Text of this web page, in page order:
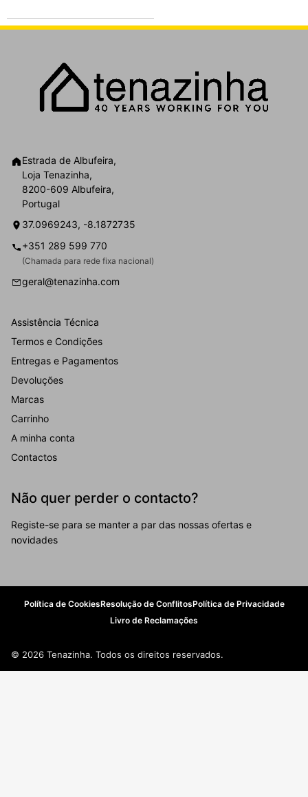
Estrada de Albufeira,
Loja Tenazinha,
8200-609 Albufeira,
Portugal
37.0969243, -8.1872735
+351 289 599 770
(Chamada para rede fixa nacional)
geral@tenazinha.com
Assistência Técnica
Termos e Condições
Entregas e Pagamentos
Devoluções
Marcas
Carrinho
A minha conta
Contactos
Não quer perder o contacto?
Registe-se para se manter a par das nossas ofertas e
novidades
Política de CookiesResolução de ConflitosPolítica de Privacidade
Livro de Reclamações
© 2026 Tenazinha. Todos os direitos reservados.